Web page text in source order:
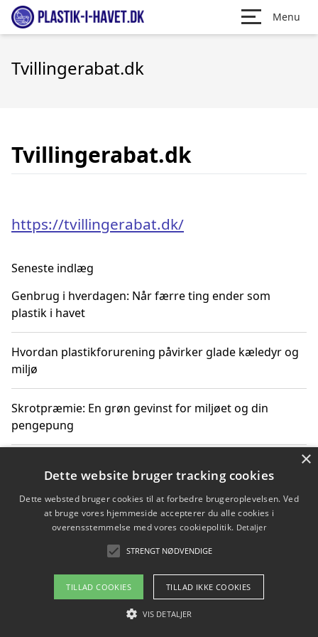
Menu
Tvillingerabat.dk
Tvillingerabat.dk
https://tvillingerabat.dk/
Seneste indlæg
Genbrug i hverdagen: Når færre ting ender som
plastik i havet
Hvordan plastikforurening påvirker glade kæledyr og
miljø
Skrotpræmie: En grøn gevinst for miljøet og din
pengepung
Hvordan blåfade med rist kan hjælpe med at reducere
plastik i havet
Spil kasinospil på et troværdigt online casino: Din
guide til sikker og sjov underholdning
Copyright 2026 - Pilanto Aps
Om / kontakt
×
Dette website bruger tracking cookies
Dette websted bruger cookies til at forbedre brugeroplevelsen. Ved
at bruge vores hjemmeside accepterer du alle cookies i
overensstemmelse med vores cookiepolitik. Detaljer
STRENGT NØDVENDIGE
TILLAD COOKIES TILLAD IKKE COOKIES
VIS DETALJER